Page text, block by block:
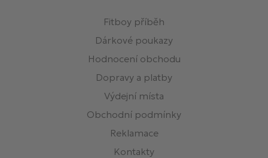
Fitboy příběh
Dárkové poukazy
Hodnocení obchodu
Dopravy a platby
Výdejní místa
Obchodní podmínky
Reklamace
Kontakty